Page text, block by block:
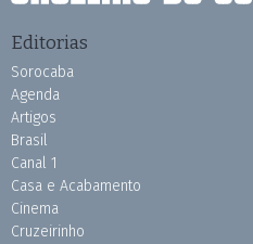
Editorias
Sorocaba
Agenda
Artigos
Brasil
Canal 1
Casa e Acabamento
Cinema
Cruzeirinho